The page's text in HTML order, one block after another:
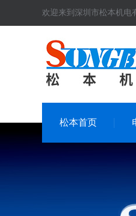
欢迎来到深圳市松本机电
松本首页